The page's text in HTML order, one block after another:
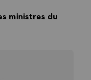
ministres du